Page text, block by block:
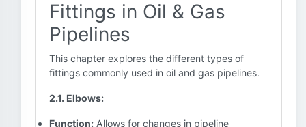
Fittings in Oil & Gas
Pipelines
This chapter explores the different types of
fittings commonly used in oil and gas pipelines.
2.1. Elbows:
Function: Allows for changes in pipeline